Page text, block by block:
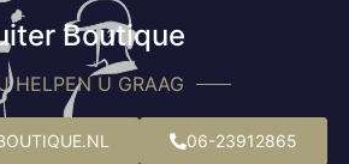
Boutique
HELPEN U GRAAG
06-23912865